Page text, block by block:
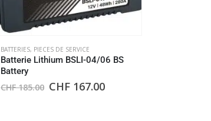
BATTERIES, PIECES DE SERVICE
Batterie Lithium BSLI-04/06 BS
Battery
CHF185.00 CHF 167.00